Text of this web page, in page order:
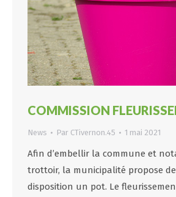
COMMISSION
News Par CTivernon.45 1 mai 2021
Afin d’embellir la commune et
trottoir, la municipalité propose
disposition un pot. Le